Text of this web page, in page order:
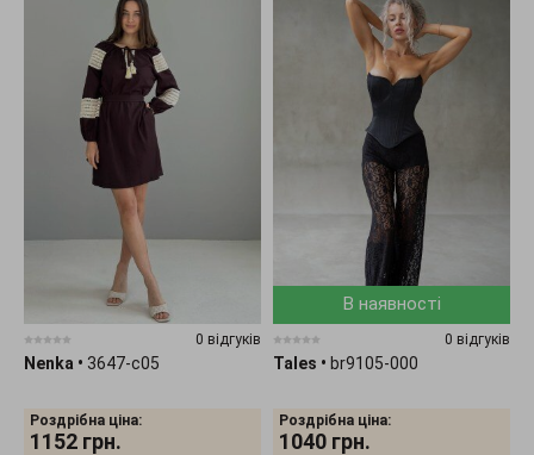
0 відгуків
Nenka • 3647-c05
Роздрібна ціна:
1152 грн.
В наявності
0 відгуків
Tales • br9105-000
Роздрібна ціна:
1040 грн.